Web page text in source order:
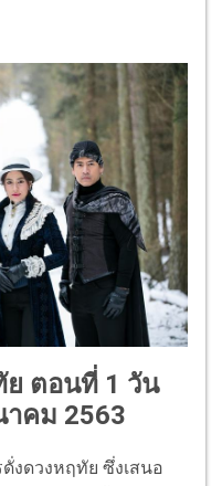
ย ตอนที่ 1 วัน
คม 2563
งดวงหฤทัย ซึ่งเสนอ